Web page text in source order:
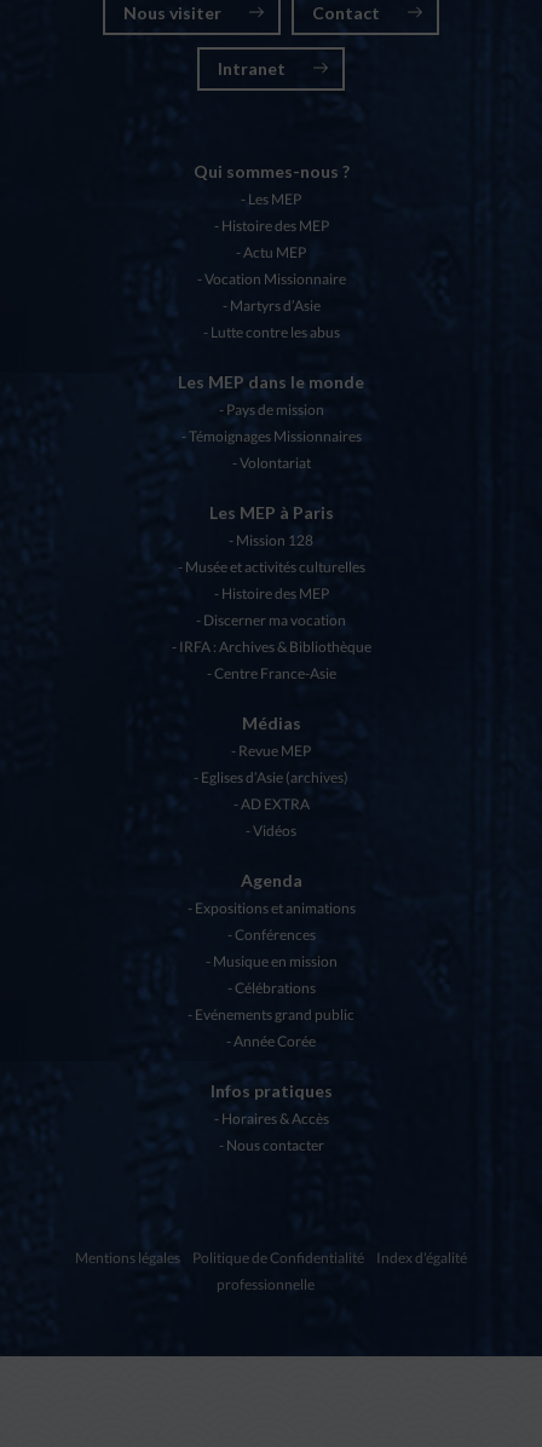
Nous visiter Contact
Intranet
Qui sommes-nous ?
Les MEP
Histoire des MEP
Actu MEP
Vocation Missionnaire
Martyrs d’Asie
Lutte contre les abus
Les MEP dans le monde
Pays de mission
Témoignages Missionnaires
Volontariat
Les MEP à Paris
Mission 128
Musée et activités culturelles
Histoire des MEP
Discerner ma vocation
IRFA : Archives & Bibliothèque
Centre France-Asie
Médias
Revue MEP
Eglises d’Asie (archives)
AD EXTRA
Vidéos
Agenda
Expositions et animations
Conférences
Musique en mission
Célébrations
Evénements grand public
Année Corée
Infos pratiques
Horaires & Accès
Nous contacter
Mentions légales Politique de Confidentialité
Index d'égalité
professionnelle